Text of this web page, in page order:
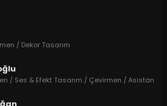
/ Dekor Tasarım
/ Ses & Efekt Tasarım / Çevirmen / Asistan